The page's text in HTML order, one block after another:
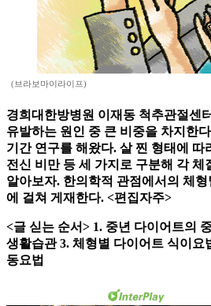
(브라보마이라이프)
경희대한방병원 이재동 척추관절센
유발하는 원인 중 큰 비중을 차지한
기간 연구를 해왔다. 살 찐 형태에 따
전신 비만 등 세 가지로 구분해 각 체
알아보자. 한의학적 관점에서의 체
에 걸쳐 게재한다. <편집자주>
<글 싣는 순서> 1. 중년 다이어트의
생활습관 3. 체형별 다이어트 식이요
동요법